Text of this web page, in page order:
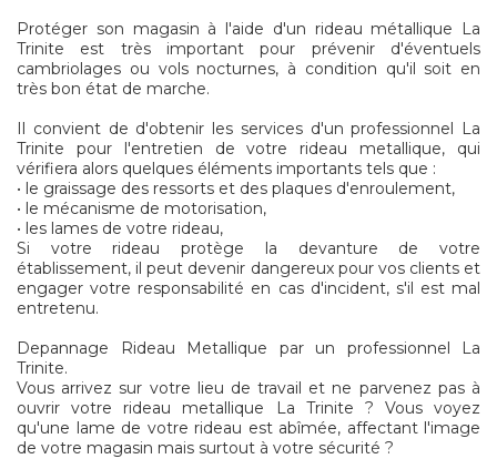
Protéger son magasin à l'aide d'un rideau métallique La
Trinite est très important pour prévenir d'éventuels
cambriolages ou vols nocturnes, à condition qu'il soit en
très bon état de marche.
Il convient de d'obtenir les services d'un professionnel La
Trinite pour l'entretien de votre rideau metallique, qui
vérifiera alors quelques éléments importants tels que :
• le graissage des ressorts et des plaques d'enroulement,
• le mécanisme de motorisation,
• les lames de votre rideau,
Si votre rideau protège la devanture de votre
établissement, il peut devenir dangereux pour vos clients et
engager votre responsabilité en cas d'incident, s'il est mal
entretenu.
Depannage Rideau Metallique par un professionnel La
Trinite.
Vous arrivez sur votre lieu de travail et ne parvenez pas à
ouvrir votre rideau metallique La Trinite ? Vous voyez
qu'une lame de votre rideau est abîmée, affectant l'image
de votre magasin mais surtout à votre sécurité ?